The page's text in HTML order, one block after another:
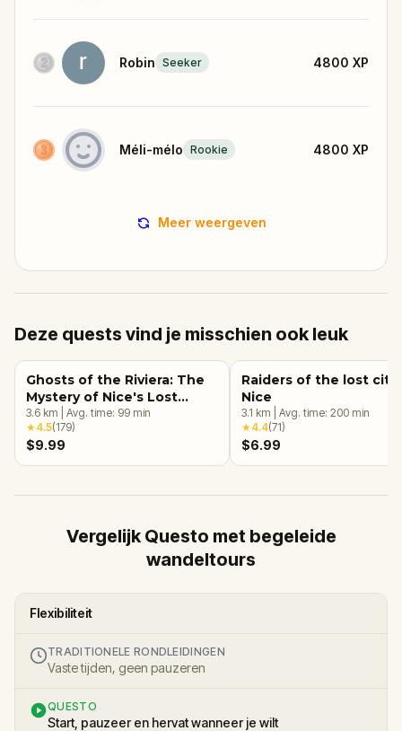
Robin Seeker 4800 XP
Méli-mélo Rookie 4800 XP
Meer weergeven
Deze quests vind je misschien ook leuk
Ghosts of the Riviera: The
Mystery of Nice's Lost
Souls
3.6 km Avg. time: 99 min
★4.5(179)
$9.99
Raiders of the lost city
Nice
3.1 km Avg. time: 200 min
★4.4(71)
$6.99
Vergelijk Questo met begeleide
wandeltours
Flexibiliteit
TRADITIONELE RONDLEIDINGEN
Vaste tijden, geen pauzeren
QUESTO
Start, pauzeer en hervat wanneer je wilt